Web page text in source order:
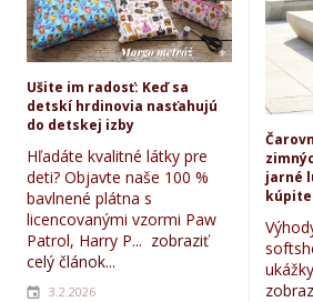
Ušite im radosť: Keď sa
detskí hrdinovia nasťahujú
do detskej izby
Hľadáte kvalitné látky pre
deti? Objavte naše 100 %
bavlnené plátna s
licencovanými vzormi Paw
Patrol, Harry P... zobraziť
celý článok...
3.2.2026
jarné